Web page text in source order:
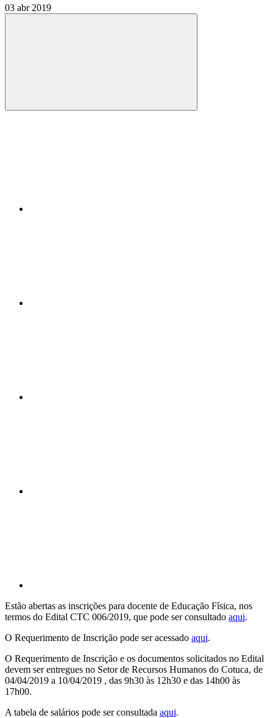
03 abr 2019
Compartilhar
Estão abertas as inscrições para docente de Educação Física, nos
termos do Edital CTC 006/2019, que pode ser consultado aqui.
O Requerimento de Inscrição pode ser acessado aqui.
O Requerimento de Inscrição e os documentos solicitados no Edital
devem ser entregues no Setor de Recursos Humanos do Cotuca, de
04/04/2019 a 10/04/2019 , das 9h30 às 12h30 e das 14h00 às
17h00.
A tabela de salários pode ser consultada aqui.